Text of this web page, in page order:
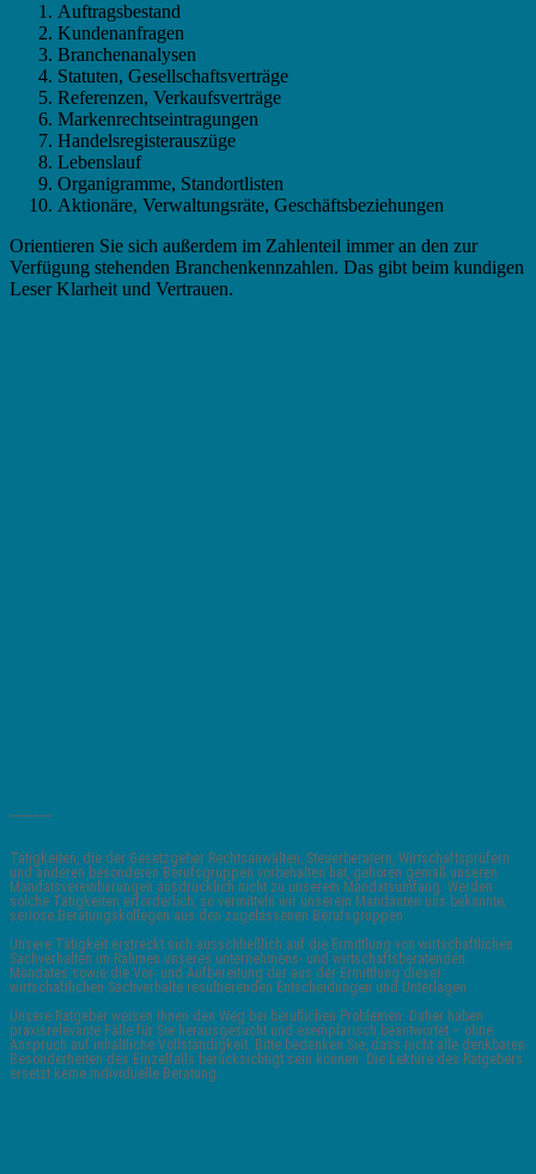
Auftragsbestand
Kundenanfragen
Branchenanalysen
Statuten, Gesellschaftsverträge
Referenzen, Verkaufsverträge
Markenrechtseintragungen
Handelsregisterauszüge
Lebenslauf
Organigramme, Standortlisten
Aktionäre, Verwaltungsräte, Geschäftsbeziehungen
Orientieren Sie sich außerdem im Zahlenteil immer an den zur
Verfügung stehenden Branchenkennzahlen. Das gibt beim kundigen
Leser Klarheit und Vertrauen.
Tätigkeiten, die der Gesetzgeber Rechtsanwälten, Steuerberatern, Wirtschaftsprüfern
und anderen besonderen Berufsgruppen vorbehalten hat, gehören gemäß unseren
Mandatsvereinbarungen ausdrücklich nicht zu unserem Mandatsumfang. Werden
solche Tätigkeiten erforderlich, so vermitteln wir unserem Mandanten uns bekannte,
seriöse Beratungskollegen aus den zugelassenen Berufsgruppen.
Unsere Tätigkeit erstreckt sich ausschließlich auf die Ermittlung von wirtschaftlichen
Sachverhalten im Rahmen unseres unternehmens- und wirtschaftsberatenden
Mandates sowie die Vor- und Aufbereitung der aus der Ermittlung dieser
wirtschaftlichen Sachverhalte resultierenden Entscheidungen und Unterlagen.
Unsere Ratgeber weisen Ihnen den Weg bei beruflichen Problemen. Daher haben
praxisrelevante Fälle für Sie herausgesucht und exemplarisch beantwortet – ohne
Anspruch auf inhaltliche Vollständigkeit. Bitte bedenken Sie, dass nicht alle denkbaren
Besonderheiten des Einzelfalls berücksichtigt sein können. Die Lektüre des Ratgebers
ersetzt keine individuelle Beratung.